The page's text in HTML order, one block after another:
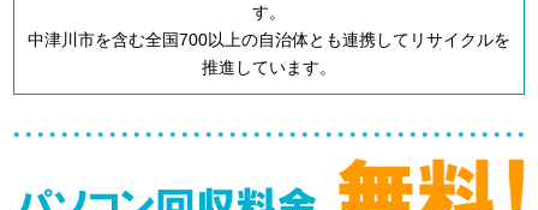
す。
中津川市を含む全国700以上の自治体とも連携してリサイクルを
推進しています。